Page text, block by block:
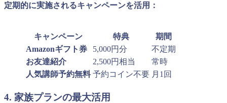
定期的に実施されるキャンペーンを活用：
キャンペーン 特典
期間
Amazonギフト券
5,000円分
不定期
お友達紹介
2,500円相当
常時
人気講師予約無料 予約コイン不要 月1回
4. 家族プランの最大活用